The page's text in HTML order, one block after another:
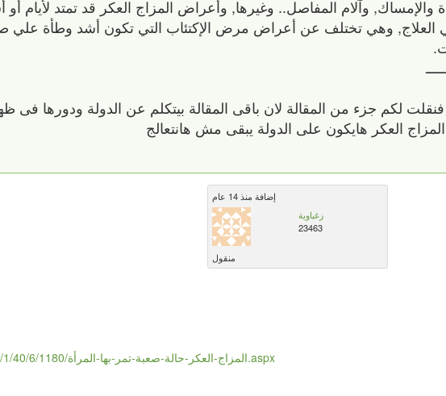
والإمساك‏,‏ وآلام المفاصل‏..‏ وغيرها‏,‏ وأعراض المزاج العكر قد تمتد لأيام
العلاج‏,‏ وهي تختلف عن أعراض مرض الإكتئاب التي تكون أشد وطأة علي
فنقلت لكم جزء من المقالة لان باقى المقالة بيتكلم عن الدولة ودورها فى
العكر هايكون على الدولة يبقى مش هانتعالج
إضافة منذ 14 عام
زغباوية
23463
منقول
http://molhak.ahram.org.eg/NewsP/1/40/6/1180/المزاج-العكر-حالة-صعبة-تمر-بها-المرأة‏‏.aspx